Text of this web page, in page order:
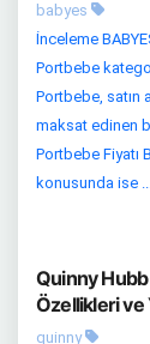
babyes
İnceleme
Portbebe
Portbebe, satın
maksat edinen
Portbebe Fiyatı
konusunda ise
Quinny
Özellikleri ve
quinny